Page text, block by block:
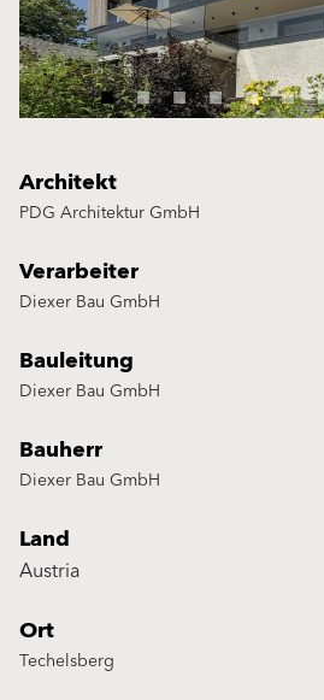
Architekt
PDG Architektur GmbH
Verarbeiter
Diexer Bau GmbH
Bauleitung
Diexer Bau GmbH
Bauherr
Diexer Bau GmbH
Land
Austria
Ort
Techelsberg